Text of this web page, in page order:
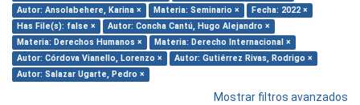
Autor: Ansolabehere, Karina ×
Materia: Seminario ×
Fecha: 2022 ×
Has File(s): false ×
Autor: Concha Cantú, Hugo Alejandro ×
Materia: Derechos Humanos ×
Materia: Derecho Internacional ×
Autor: Córdova Vianello, Lorenzo ×
Autor: Gutiérrez Rivas, Rodrigo ×
Autor: Salazar Ugarte, Pedro ×
Mostrar filtros avanzados